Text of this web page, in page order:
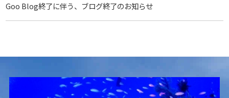
Goo Blog終了に伴う、ブログ終了のお知らせ